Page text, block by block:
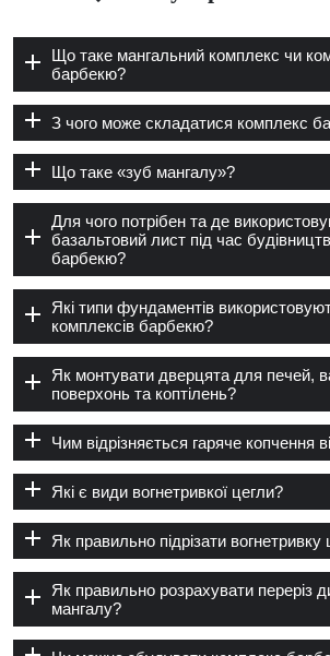
Що таке мангальний комплекс чи
барбекю?
З чого може складатися комплекс
Що таке «зуб мангалу»?
Для чого потрібен та де
базальтовий лист під час
барбекю?
Які типи фундаментів
комплексів барбекю?
Як монтувати дверцята для печей,
поверхонь та коптілень?
Чим відрізняється гаряче копчення
Які є види вогнетривкої цегли?
Як правильно підрізати вогнетривку
Як правильно розрахувати переріз
мангалу?